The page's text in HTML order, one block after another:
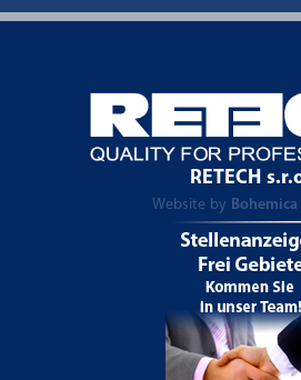
RETECH
Website by